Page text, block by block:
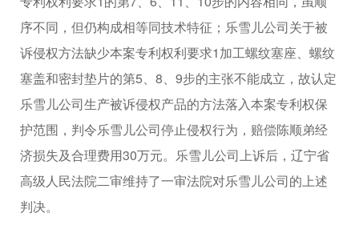
序不同，但仍构成相等同技术特征；乐雪儿公司关于被
诉侵权方法缺少本案专利权利要求1加工螺纹塞座、螺纹
塞盖和密封垫片的第5、8、9步的主张不能成立，故认定
乐雪儿公司生产被诉侵权产品的方法落入本案专利权保
护范围，判令乐雪儿公司停止侵权行为，赔偿陈顺弟经
济损失及合理费用30万元。乐雪儿公司上诉后，辽宁省
高级人民法院二审维持了一审法院对乐雪儿公司的上述
判决。